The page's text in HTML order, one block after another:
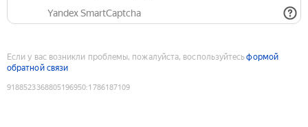
Yandex SmartCaptcha
Если у вас возникли проблемы, пожалуйста, воспользуйтесьформой
обратной связи
9188523368805196950:1786187109